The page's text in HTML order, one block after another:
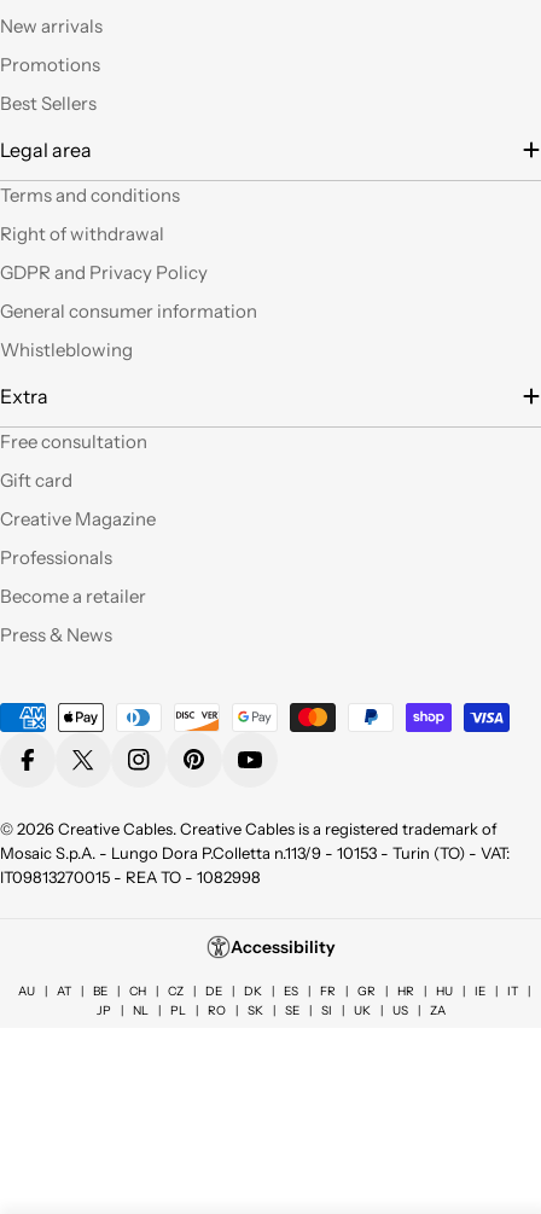
vuote.Bravi contenute
pienamente
soddisfatta sia per la
qualità appunto ma
Consigliatissimo !
Grazie!
al cliente, cordiali e
veloci. Ottimo
prodotti.👍👍👍
New arrivals
Promotions
Best Sellers
Legal area
Terms and conditions
Right of withdrawal
GDPR and Privacy Policy
General consumer information
Whistleblowing
Extra
Free consultation
Gift card
Creative Magazine
Professionals
Become a retailer
Press & News
Payment
methods
FacebookX (Twitter)InstagramPinterestYouTube
© 2026Creative Cables. Creative Cables is a registered trademark of
Mosaic S.p.A. - Lungo Dora P.Colletta n.113/9 - 10153 - Turin (TO) - VAT:
IT09813270015 - REA TO - 1082998
Accessibility
AU | AT | BE | CH | CZ | DE | DK | ES | FR | GR | HR | HU | IE | IT
|
JP
| NL | PL | RO | SK | SE | SI | UK | US | ZA